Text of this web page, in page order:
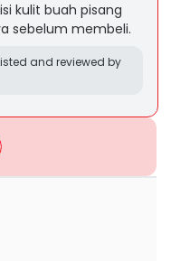
kulit buah pisang
sebelum membeli.
and reviewed by